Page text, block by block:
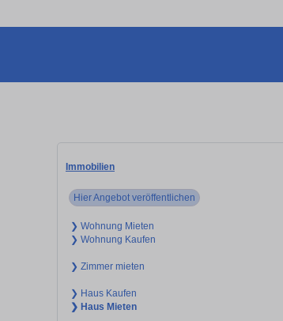
Immobilien
Hier Angebot veröffentlichen
❯ Wohnung Mieten
❯ Wohnung Kaufen
❯ Zimmer mieten
❯ Haus Kaufen
❯ Haus Mieten